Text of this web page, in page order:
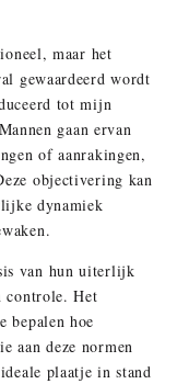
maar het
gewaardeerd wordt
tot mijn
gaan ervan
of aanrakingen,
objectivering kan
dynamiek
van hun uiterlijk
controle. Het
bepalen hoe
aan deze normen
plaatje in stand